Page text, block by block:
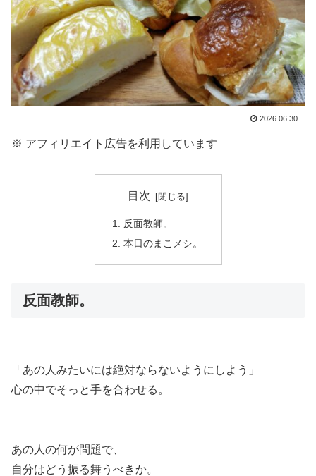
2026.06.30
※ アフィリエイト広告を利用しています
目次
反面教師。
本日のまこメシ。
反面教師。
「あの人みたいには絶対ならないようにしよう」
心の中でそっと手を合わせる。
あの人の何が問題で、
自分はどう振る舞うべきか。